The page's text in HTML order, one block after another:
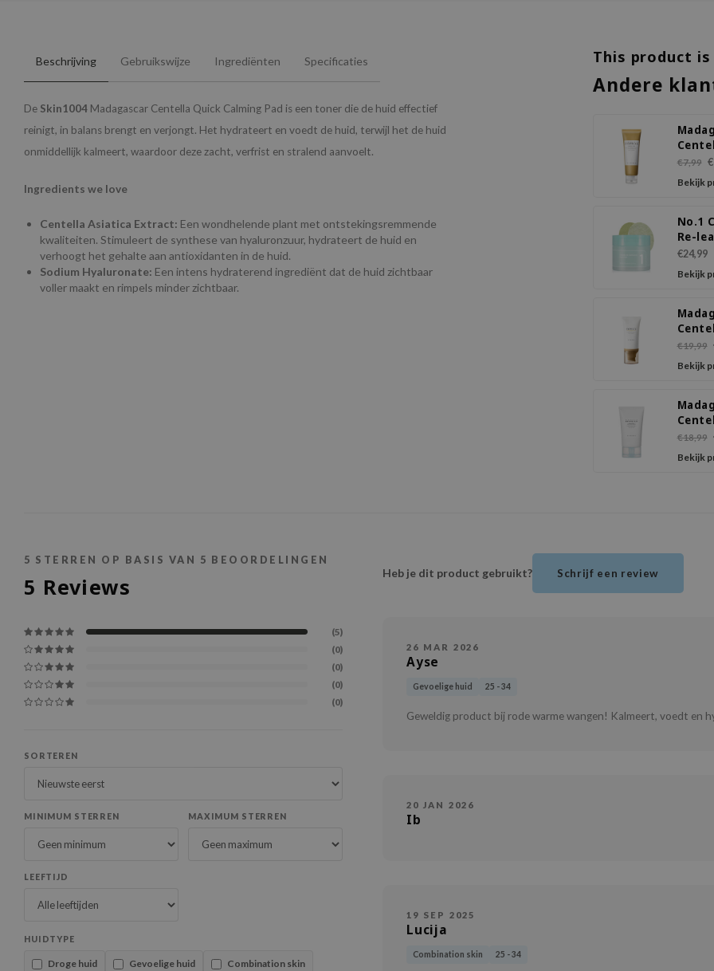
Beschrijving Gebruikswijze Ingrediënten Specificaties
De Skin1004 Madagascar Centella Quick Calming Pad is een toner die de huid effectief
reinigt, in balans brengt en verjongt. Het hydrateert en voedt de huid, terwijl het de huid
onmiddellijk kalmeert, waardoor deze zacht, verfrist en stralend aanvoelt.
Ingredients we love
Centella Asiatica Extract: Een wondhelende plant met ontstekingsremmende
kwaliteiten. Stimuleert de synthese van hyaluronzuur, hydrateert de huid en
verhoogt het gehalte aan antioxidanten in de huid.
Sodium Hyaluronate: Een intens hydraterend ingrediënt dat de huid zichtbaar
voller maakt en rimpels minder zichtbaar.
This product
Andere
Foam
€7,99
Bekijk
No.1
Re-
Toner
€24,99
Bekijk
Fit
Light
PA++++
€19,99
Bekijk
Cream
€18,99
Bekijk
5 STERREN OP BASIS VAN 5 BEOORDELINGEN
5 Reviews
(5)
(0)
(0)
(0)
(0)
SORTEREN
MINIMUM STERREN MAXIMUM STERREN
LEEFTIJD
HUIDTYPE
Droge huid Gevoelige huid Combination skin
Heb je dit product gebruikt? Schrijf een review
26 MAR 2026
Ayse
Gevoelige huid 25 - 34
Geweldig product bij rode warme wangen! Kalmeert, voedt en
20 JAN 2026
Ib
19 SEP 2025
Lucija
Combination skin 25 - 34